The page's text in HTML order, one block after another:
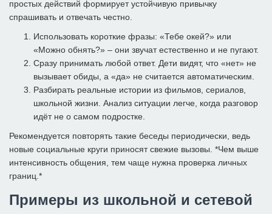
простых действий формирует устойчивую привычку
спрашивать и отвечать честно.
Использовать короткие фразы: «Тебе окей?» или
«Можно обнять?» – они звучат естественно и не пугают.
Сразу принимать любой ответ. Дети видят, что «нет» не
вызывает обиды, а «да» не считается автоматическим.
Разбирать реальные истории из фильмов, сериалов,
школьной жизни. Анализ ситуации легче, когда разговор
идёт не о самом подростке.
Рекомендуется повторять такие беседы периодически, ведь
новые социальные круги приносят свежие вызовы. *Чем выше
интенсивность общения, тем чаще нужна проверка личных
границ.*
Примеры из школьной и сетевой